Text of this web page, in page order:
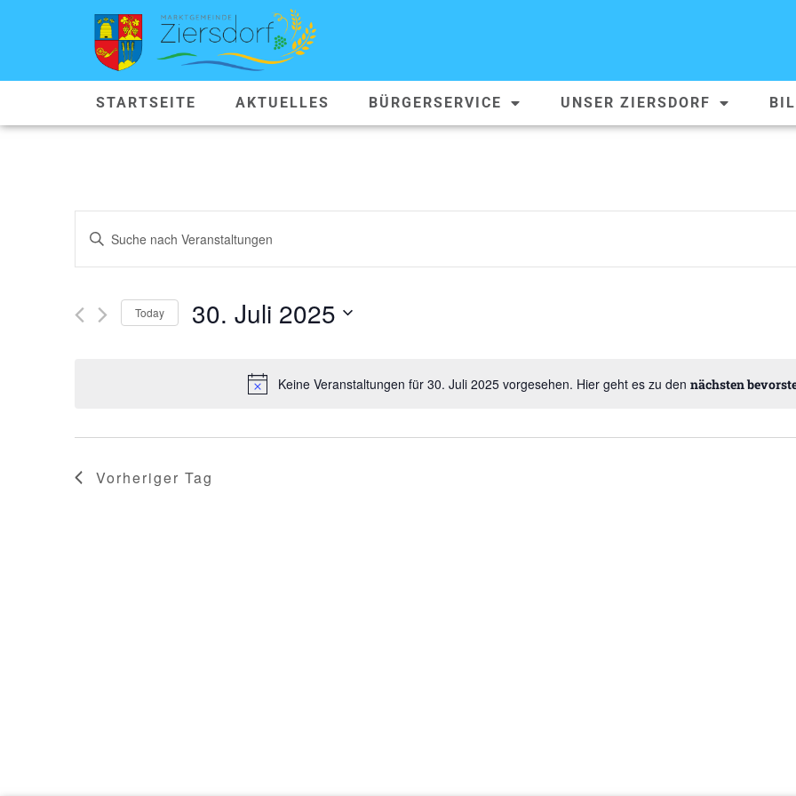
STARTSEITE AKTUELLES BÜRGERSERVICE UNSER ZIERSDORF
Keine Veranstaltungen für 30. Juli 2025 vorgesehen. Hier geht es zu den nächsten
VERANSTALTUNGEN
SUCHE
UND
ANSICHTEN,
Geben
Sie
Schlüsselwort.
Veranstaltungen
Schlüsselwort.
Today 30. Juli 2025
Vorheriger Tag